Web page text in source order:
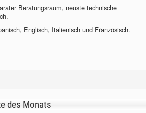
Beratungsraum, neuste technische
Englisch, Italienisch und Französisch.
des Monats